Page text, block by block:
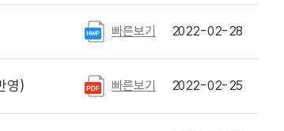
빠른보기 2022-02-28
영) 빠른보기 2022-02-25